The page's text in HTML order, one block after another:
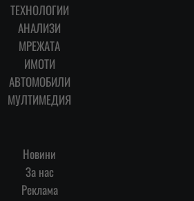
ТЕХНОЛОГИИ
АНАЛИЗИ
МРЕЖАТА
ИМОТИ
АВТОМОБИЛИ
МУЛТИМЕДИЯ
Новини
За нас
Реклама